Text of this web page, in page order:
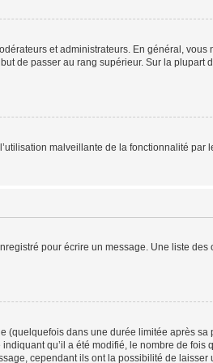
et administrateurs. En général, vous
de passer au rang supérieur. Sur la plupart
malveillante de la fonctionnalité par
pour écrire un message. Une liste des
(quelquefois dans une durée limitée après sa
qu’il a été modifié, le nombre de fois
cependant ils ont la possibilité de laisser